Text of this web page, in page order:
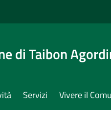
di Taibon
Servizi Vivere il